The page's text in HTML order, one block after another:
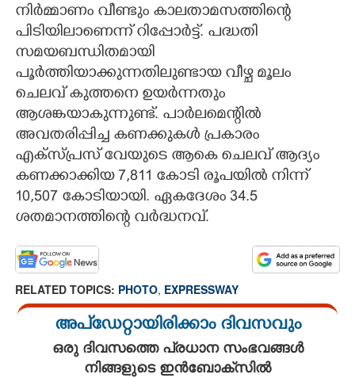
LITERATURE
ZOOM
CONTACT US
നിർമ്മാണം വീണ്ടും കാലതാമസത്തിന്റെ
പിടിയിലാണെന്ന് റിപ്പോർട്ട്. പദ്ധതി
സമയബന്ധിതമായി
പൂർത്തിയാക്കുന്നതിലുണ്ടായ വീഴ്ച മൂലം
ചെലവ് കുത്തനെ ഉയർന്നതും
ആശങ്കയാകുന്നുണ്ട്. പാർലമെന്റിൽ
അവതരിപ്പിച്ച കണക്കുകൾ പ്രകാരം
എക്സ്പ്രസ് വേയുടെ ആകെ ചെലവ് ആദ്യം
കണക്കാക്കിയ 7,811 കോടി രൂപയിൽ നിന്ന്
10,507 കോടിയായി. ഏകദേശം 34.5
ശതമാനത്തിന്റെ വർദ്ധനവ്.
RELATED TOPICS: PHOTO, EXPRESSWAY
അപ്ഡേറ്റായിരിക്കാം ദിവസവും
ഒരു ദിവസത്തെ പ്രധാന സംഭവങ്ങൾ
നിങ്ങളുടെ ഇൻബോക്സിൽ